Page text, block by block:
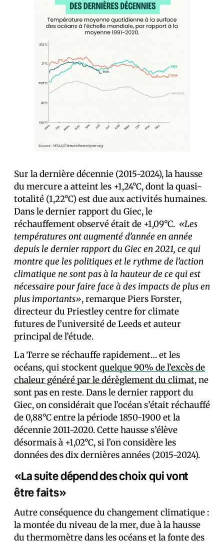
Sur la dernière décennie (2015-2024), la hausse
du mercure a atteint les +1,24°C, dont la quasi-
totalité (1,22°C) est due aux activités humaines.
Dans le dernier rapport du Giec, le
réchauffement observé était de +1,09°C. «Les
températures ont augmenté d’année en année
depuis le dernier rapport du Giec en 2021, ce qui
montre que les politiques et le rythme de l’action
climatique ne sont pas à la hauteur de ce qui est
nécessaire pour faire face à des impacts de plus en
plus importants», remarque Piers Forster,
directeur du Priestley centre for climate
futures de l’université de Leeds et auteur
principal de l’étude.
La Terre se réchauffe rapidement… et les
océans, qui stockentquelque 90% de l’excès de
chaleur généré par le dérèglement du climat, ne
sont pas en reste. Dans le dernier rapport du
Giec, on considérait que l’océan s’était réchauffé
de 0,88°C entre la période 1850-1900 et la
décennie 2011-2020. Cette hausse s’élève
désormais à +1,02°C, si l’on considère les
données des dix dernières années (2015-2024).
«La suite dépend des choix qui vont
être faits»
Autre conséquence du changement climatique :
la montée du niveau de la mer, due à la hausse
du thermomètre dans les océans et la fonte des